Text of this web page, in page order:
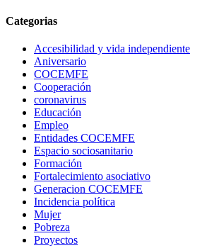
Categorias
Accesibilidad y vida independiente
Aniversario
COCEMFE
Cooperación
coronavirus
Educación
Empleo
Entidades COCEMFE
Espacio sociosanitario
Formación
Fortalecimiento asociativo
Generacion COCEMFE
Incidencia política
Mujer
Pobreza
Proyectos